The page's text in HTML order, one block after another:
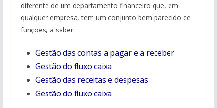
diferente de um departamento financeiro que, em
qualquer empresa, tem um conjunto bem parecido de
funções, a saber:
Gestão das contas a pagar e a receber
Gestão do fluxo caixa
Gestão das receitas e despesas
Gestão do fluxo caixa